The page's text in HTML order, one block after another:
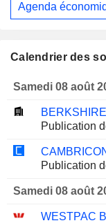
Agenda
Calendrier des
Samedi 08 août
Publication
Publication
Samedi 08 août